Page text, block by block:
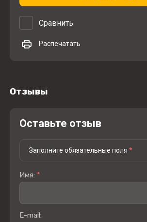
Сравнить
Распечатать
Отзывы
Оставьте отзыв
Заполните обязательные поля *
Имя: *
E-mail: